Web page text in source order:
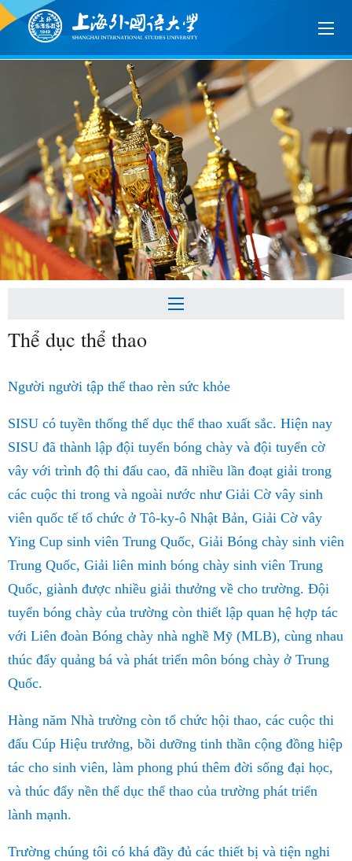
Thể dục thể thao
Người người tập thể thao rèn sức khỏe
SISU có tuyền thống thể dục thể thao xuất sắc. Hiện nay
SISU đã thành lập đội tuyển bóng chày và đội tuyển cờ
vây với trình độ thi đấu cao, đã nhiều lần đoạt giải trong
các cuộc thi trong và ngoài nước như Giải Cờ vây sinh
viên quốc tế tổ chức ở Tô-ky-ô Nhật Bản, Giải Cờ vây
Ying Cup sinh viên Trung Quốc, Giải Bóng chày sinh viên
Trung Quốc, Giải liên minh bóng chày sinh viên Trung
Quốc, giành được nhiều giải thưởng về cho trường. Đội
tuyển bóng chày của trường còn thiết lập quan hệ hợp tác
với Liên đoàn Bóng chày nhà nghề Mỹ (MLB), cùng nhau
thúc đẩy quảng bá và phát triển môn bóng chày ở Trung
Quốc.
Hàng năm Nhà trường còn tổ chức hội thao, các cuộc thi
đấu Cúp Hiệu trưởng, bồi dưỡng tinh thần cộng đồng hiệp
tác cho sinh viên, làm phong phú thêm đời sống đại học,
và thúc đẩy nền thể dục thể thao của trường phát triển
lành mạnh.
Trường chúng tôi có khá đầy đủ các thiết bị và tiện nghi